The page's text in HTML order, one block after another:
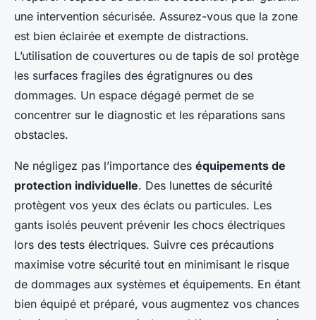
une intervention sécurisée. Assurez-vous que la zone
est bien éclairée et exempte de distractions.
L’utilisation de couvertures ou de tapis de sol protège
les surfaces fragiles des égratignures ou des
dommages. Un espace dégagé permet de se
concentrer sur le diagnostic et les réparations sans
obstacles.
Ne négligez pas l’importance des équipements de
protection individuelle. Des lunettes de sécurité
protègent vos yeux des éclats ou particules. Les
gants isolés peuvent prévenir les chocs électriques
lors des tests électriques. Suivre ces précautions
maximise votre sécurité tout en minimisant le risque
de dommages aux systèmes et équipements. En étant
bien équipé et préparé, vous augmentez vos chances